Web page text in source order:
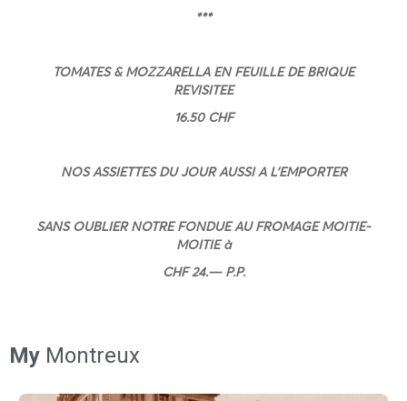
***
TOMATES & MOZZARELLA EN FEUILLE DE BRIQUE
REVISITEE
16.50 CHF
NOS ASSIETTES DU JOUR AUSSI A L’EMPORTER
SANS OUBLIER NOTRE FONDUE AU FROMAGE MOITIE-
MOITIE à
CHF 24.— P.P.
My Montreux